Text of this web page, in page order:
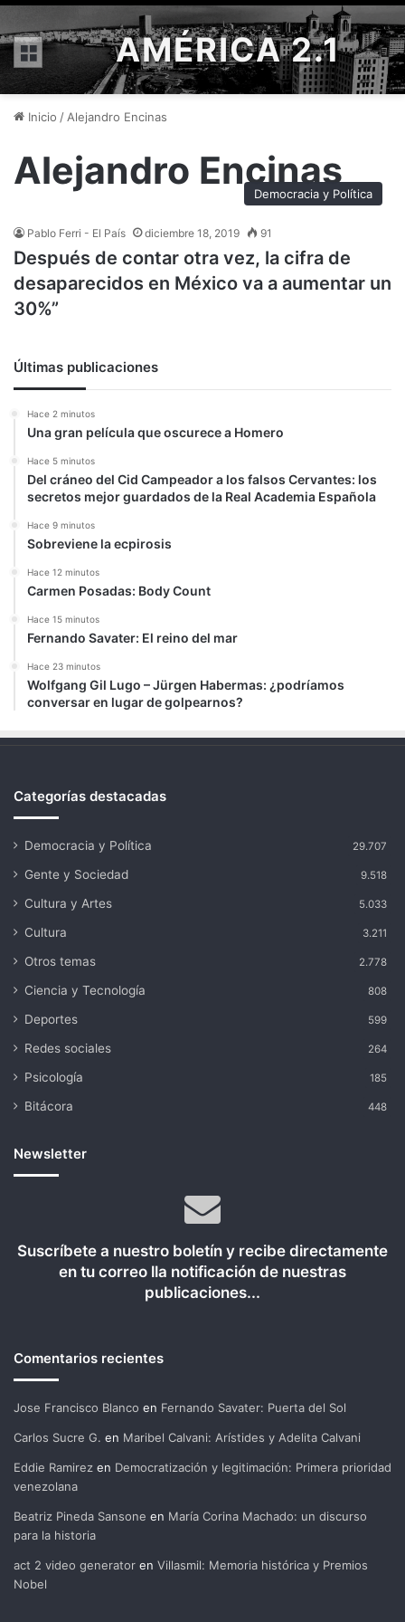
Menú AMÉRICA 2.1
Inicio / Alejandro Encinas
Alejandro Encinas
Democracia y Política
Pablo Ferri - El País diciembre 18, 2019 91
Después de contar otra vez, la cifra de
desaparecidos en México va a aumentar un
30%”
Últimas publicaciones
Hace 2 minutos
Una gran película que oscurece a Homero
Hace 5 minutos
Del cráneo del Cid Campeador a los falsos Cervantes: los
secretos mejor guardados de la Real Academia Española
Hace 9 minutos
Sobreviene la ecpirosis
Hace 12 minutos
Carmen Posadas: Body Count
Hace 15 minutos
Fernando Savater: El reino del mar
Hace 23 minutos
Wolfgang Gil Lugo – Jürgen Habermas: ¿podríamos
conversar en lugar de golpearnos?
Categorías destacadas
Democracia y Política 29.707
Gente y Sociedad 9.518
Cultura y Artes 5.033
Cultura 3.211
Otros temas 2.778
Ciencia y Tecnología 808
Deportes 599
Redes sociales 264
Psicología 185
Bitácora 448
Newsletter
Suscríbete a nuestro boletín y recibe directamente
en tu correo lla notificación de nuestras
publicaciones...
Comentarios recientes
Jose Francisco Blanco en Fernando Savater: Puerta del Sol
Carlos Sucre G. en Maribel Calvani: Arístides y Adelita Calvani
Eddie Ramirez en Democratización y legitimación: Primera prioridad
venezolana
Beatriz Pineda Sansone en María Corina Machado: un discurso
para la historia
act 2 video generator en Villasmil: Memoria histórica y Premios
Nobel